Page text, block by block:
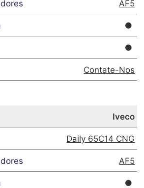
AF5
Contate-Nos
Iveco
Daily 65C14 CNG
AF5